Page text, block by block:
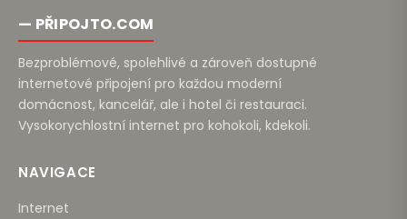
— PŘIPOJTO.COM
Bezproblémové, spolehlivé a zároveň dostupné
internetové připojení pro každou moderní
domácnost, kancelář, ale i hotel či restauraci.
Vysokorychlostní internet pro kohokoli, kdekoli.
NAVIGACE
Internet